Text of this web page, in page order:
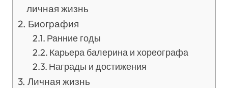
личная жизнь
Биография
Ранние годы
Карьера балерина и хореографа
Награды и достижения
Личная жизнь